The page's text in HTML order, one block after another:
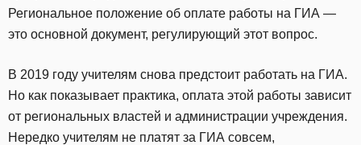
Региональное положение об оплате работы на ГИА —
это основной документ, регулирующий этот вопрос.
В 2019 году учителям снова предстоит работать на ГИА.
Но как показывает практика, оплата этой работы зависит
от региональных властей и администрации учреждения.
Нередко учителям не платят за ГИА совсем,